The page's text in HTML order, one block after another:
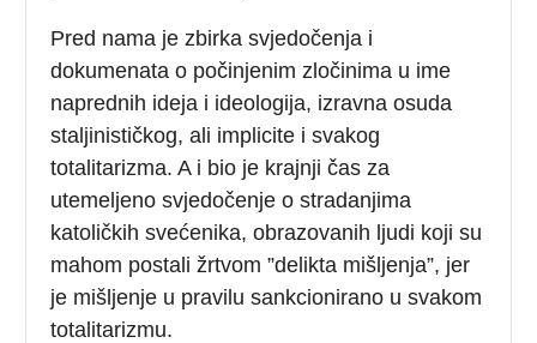
Pred nama je zbirka svjedočenja i
dokumenata o počinjenim zločinima u ime
naprednih ideja i ideologija, izravna osuda
staljinističkog, ali implicite i svakog
totalitarizma. A i bio je krajnji čas za
utemeljeno svjedočenje o stradanjima
katoličkih svećenika, obrazovanih ljudi koji su
mahom postali žrtvom ”delikta mišljenja”, jer
je mišljenje u pravilu sankcionirano u svakom
totalitarizmu.